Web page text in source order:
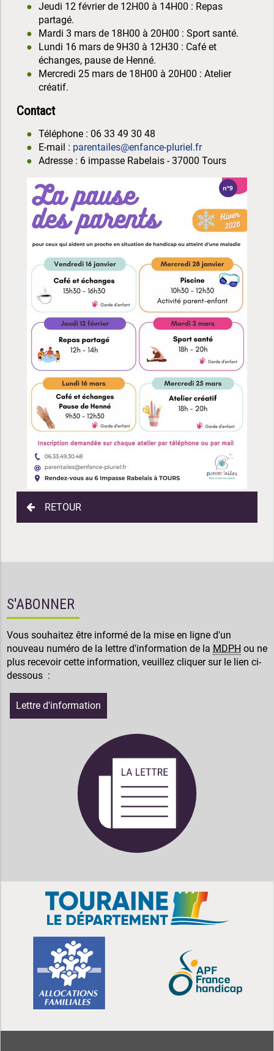
Jeudi 12 février de 12H00 à 14H00 : Repas
partagé.
Mardi 3 mars de 18H00 à 20H00 : Sport santé.
Lundi 16 mars de 9H30 à 12H30 : Café et
échanges, pause de Henné.
Mercredi 25 mars de 18H00 à 20H00 : Atelier
créatif.
Contact
Téléphone : 06 33 49 30 48
E-mail : parentailes@enfance-pluriel.fr
Adresse : 6 impasse Rabelais - 37000 Tours
RETOUR
S'ABONNER
Vous souhaitez être informé de la mise en ligne d'un
nouveau numéro de la lettre d'information de la MDPH ou ne
plus recevoir cette information, veuillez cliquer sur le lien ci-
dessous :
Lettre d'information